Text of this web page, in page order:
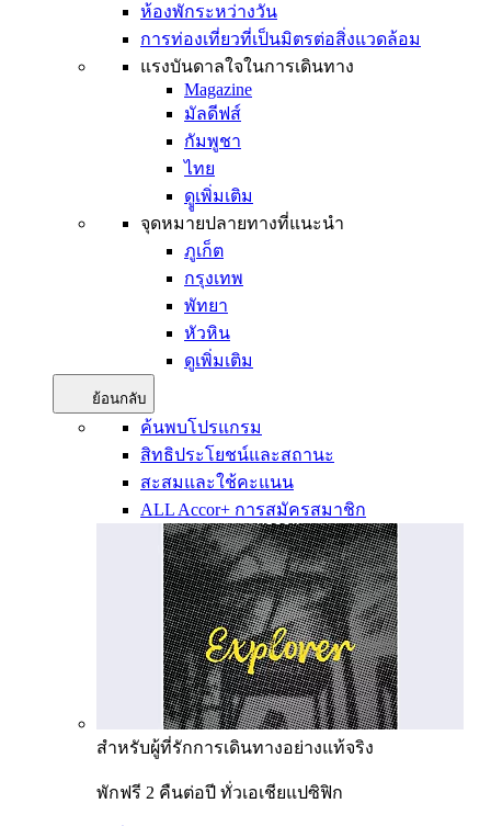
ห้องพักระหว่างวัน
การท่องเที่ยวที่เป็นมิตรต่อสิ่งแวดล้อม
แรงบันดาลใจในการเดินทาง
Magazine
มัลดีฟส์
กัมพูชา
ไทย
ดููเพิ่มเติม
จุดหมายปลายทางที่แนะนำ
ภูเก็ต
กรุงเทพ
พัทยา
หัวหิน
ดูเพิ่มเติม
ย้อนกลับ
ค้นพบโปรแกรม
สิทธิประโยชน์และสถานะ
สะสมและใช้คะแนน
ALL Accor+ การสมัครสมาชิก
สำหรับผู้ที่รักการเดินทางอย่างแท้จริง
พักฟรี 2 คืนต่อปี ทั่วเอเชียแปซิฟิก